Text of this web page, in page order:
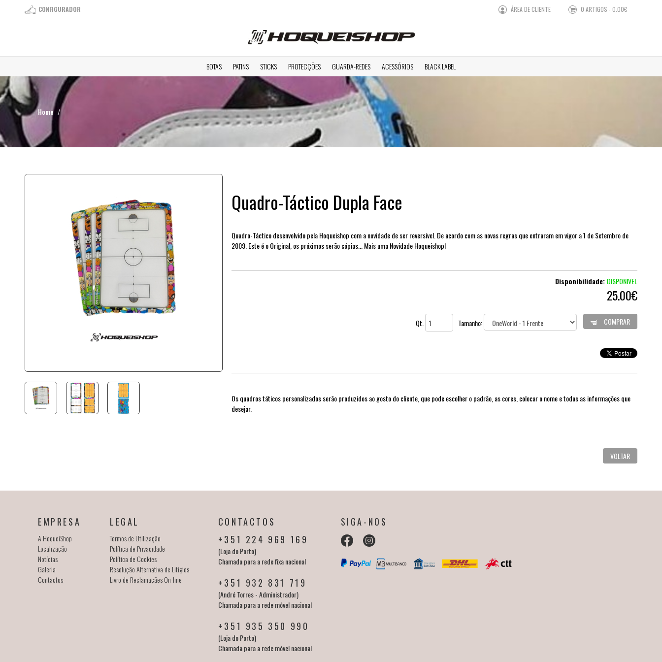
CONFIGURADOR ÁREA DE CLIENTE 0 ARTIGOS - 0.00€
BOTAS PATINS STICKS PROTECÇÕES GUARDA-REDES ACESSÓRIOS BLACK LABEL
Home
Quadro-Táctico Dupla Face
Quadro-Táctico desenvolvido pela Hoqueishop com a novidade de ser reversível. De acordo com as novas regras que entraram em vigor a 1 de Setembro de
2009. Este é o Original, os próximos serão cópias... Mais uma Novidade Hoqueishop!
Disponibilidade: DISPONIVEL
25.00€
Qt. Tamanho: COMPRAR
Os quadros táticos personalizados serão produzidos ao gosto do cliente, que pode escolher o padrão, as cores, colocar o nome e todas as informações que
desejar.
VOLTAR
EMPRESA
A HoqueiShop
Localização
Notícias
Galeria
Contactos
LEGAL
Termos de Utilização
Política de Privacidade
Política de Cookies
Resolução Alternativa de Litigios
Livro de Reclamaçães On-line
CONTACTOS
+351 224 969 169
(Loja do Porto)
Chamada para a rede fixa nacional
+351 932 831 719
(André Torres - Administrador)
Chamada para a rede móvel nacional
+351 935 350 990
(Loja do Porto)
Chamada para a rede móvel nacional
SIGA-NOS